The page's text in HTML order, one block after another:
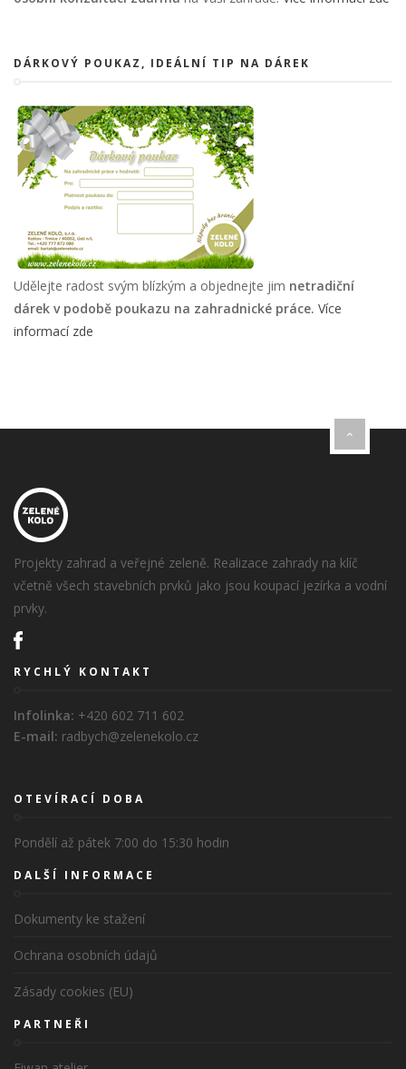
DÁRKOVÝ POUKAZ, IDEÁLNÍ TIP NA DÁREK
Udělejte radost svým blízkým a objednejte jim netradiční
dárek v podobě poukazu na zahradnické práce. Více
informací zde
Projekty zahrad a veřejné zeleně. Realizace zahrady na klíč
včetně všech stavebních prvků jako jsou koupací jezírka a vodní
prvky.
RYCHLÝ KONTAKT
Infolinka: +420 602 711 602
E-mail: radbych@zelenekolo.cz
OTEVÍRACÍ DOBA
Pondělí až pátek 7:00 do 15:30 hodin
DALŠÍ INFORMACE
Dokumenty ke stažení
Ochrana osobních údajů
Zásady cookies (EU)
PARTNEŘI